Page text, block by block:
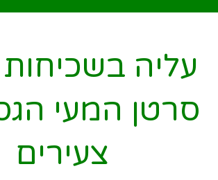
לִנְגִישׁוּת
הָאֲתָר.
עליה
סרטן המעי
צעירים